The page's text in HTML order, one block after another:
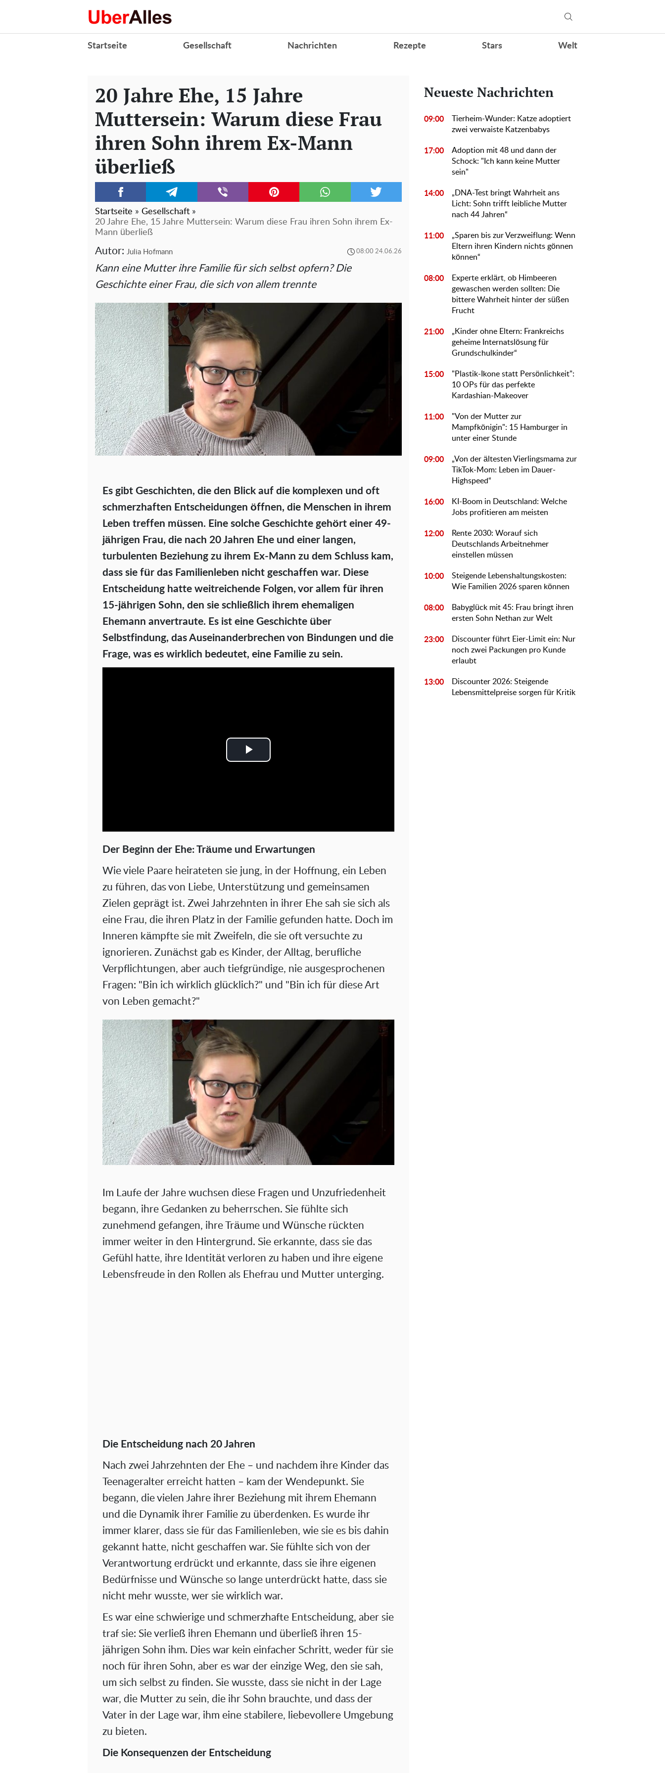
Startseite Gesellschaft Nachrichten Rezepte Stars Welt
20 Jahre Ehe, 15 Jahre
Muttersein: Warum diese Frau
ihren Sohn ihrem Ex-Mann
überließ
Startseite » Gesellschaft »
20 Jahre Ehe, 15 Jahre Muttersein: Warum diese Frau ihren Sohn ihrem Ex-
Mann überließ
Autor: Julia Hofmann 08:00 24.06.26
Kann eine Mutter ihre Familie für sich selbst opfern? Die
Geschichte einer Frau, die sich von allem trennte
Es gibt Geschichten, die den Blick auf die komplexen und oft
schmerzhaften Entscheidungen öffnen, die Menschen in ihrem
Leben treffen müssen. Eine solche Geschichte gehört einer 49-
jährigen Frau, die nach 20 Jahren Ehe und einer langen,
turbulenten Beziehung zu ihrem Ex-Mann zu dem Schluss kam,
dass sie für das Familienleben nicht geschaffen war. Diese
Entscheidung hatte weitreichende Folgen, vor allem für ihren
15-jährigen Sohn, den sie schließlich ihrem ehemaligen
Ehemann anvertraute. Es ist eine Geschichte über
Selbstfindung, das Auseinanderbrechen von Bindungen und die
Frage, was es wirklich bedeutet, eine Familie zu sein.
P
y
V
i
d
e
o
Der Beginn der Ehe: Träume und Erwartungen
Wie viele Paare heirateten sie jung, in der Hoffnung, ein Leben
zu führen, das von Liebe, Unterstützung und gemeinsamen
Zielen geprägt ist. Zwei Jahrzehnten in ihrer Ehe sah sie sich als
eine Frau, die ihren Platz in der Familie gefunden hatte. Doch im
Inneren kämpfte sie mit Zweifeln, die sie oft versuchte zu
ignorieren. Zunächst gab es Kinder, der Alltag, berufliche
Verpflichtungen, aber auch tiefgründige, nie ausgesprochenen
Fragen: "Bin ich wirklich glücklich?" und "Bin ich für diese Art
von Leben gemacht?"
Im Laufe der Jahre wuchsen diese Fragen und Unzufriedenheit
begann, ihre Gedanken zu beherrschen. Sie fühlte sich
zunehmend gefangen, ihre Träume und Wünsche rückten
immer weiter in den Hintergrund. Sie erkannte, dass sie das
Gefühl hatte, ihre Identität verloren zu haben und ihre eigene
Lebensfreude in den Rollen als Ehefrau und Mutter unterging.
Die Entscheidung nach 20 Jahren
Nach zwei Jahrzehnten der Ehe – und nachdem ihre Kinder das
Teenageralter erreicht hatten – kam der Wendepunkt. Sie
begann, die vielen Jahre ihrer Beziehung mit ihrem Ehemann
und die Dynamik ihrer Familie zu überdenken. Es wurde ihr
immer klarer, dass sie für das Familienleben, wie sie es bis dahin
gekannt hatte, nicht geschaffen war. Sie fühlte sich von der
Verantwortung erdrückt und erkannte, dass sie ihre eigenen
Bedürfnisse und Wünsche so lange unterdrückt hatte, dass sie
nicht mehr wusste, wer sie wirklich war.
Es war eine schwierige und schmerzhafte Entscheidung, aber sie
traf sie: Sie verließ ihren Ehemann und überließ ihren 15-
jährigen Sohn ihm. Dies war kein einfacher Schritt, weder für sie
noch für ihren Sohn, aber es war der einzige Weg, den sie sah,
um sich selbst zu finden. Sie wusste, dass sie nicht in der Lage
war, die Mutter zu sein, die ihr Sohn brauchte, und dass der
Vater in der Lage war, ihm eine stabilere, liebevollere Umgebung
zu bieten.
Die Konsequenzen der Entscheidung
Neueste Nachrichten
09:00
Tierheim-Wunder: Katze adoptiert
zwei verwaiste Katzenbabys
17:00
Adoption mit 48 und dann der
Schock: "Ich kann keine Mutter
sein"
14:00
„DNA-Test bringt Wahrheit ans
Licht: Sohn trifft leibliche Mutter
nach 44 Jahren“
11:00
„Sparen bis zur Verzweiflung: Wenn
Eltern ihren Kindern nichts gönnen
können“
08:00
Experte erklärt, ob Himbeeren
gewaschen werden sollten: Die
bittere Wahrheit hinter der süßen
Frucht
21:00
„Kinder ohne Eltern: Frankreichs
geheime Internatslösung für
Grundschulkinder“
15:00
"Plastik-Ikone statt Persönlichkeit":
10 OPs für das perfekte
Kardashian-Makeover
11:00
"Von der Mutter zur
Mampfkönigin": 15 Hamburger in
unter einer Stunde
09:00
„Von der ältesten Vierlingsmama zur
TikTok-Mom: Leben im Dauer-
Highspeed“
16:00
KI-Boom in Deutschland: Welche
Jobs profitieren am meisten
12:00
Rente 2030: Worauf sich
Deutschlands Arbeitnehmer
einstellen müssen
10:00
Steigende Lebenshaltungskosten:
Wie Familien 2026 sparen können
08:00
Babyglück mit 45: Frau bringt ihren
ersten Sohn Nethan zur Welt
23:00
Discounter führt Eier-Limit ein: Nur
noch zwei Packungen pro Kunde
erlaubt
13:00
Discounter 2026: Steigende
Lebensmittelpreise sorgen für Kritik